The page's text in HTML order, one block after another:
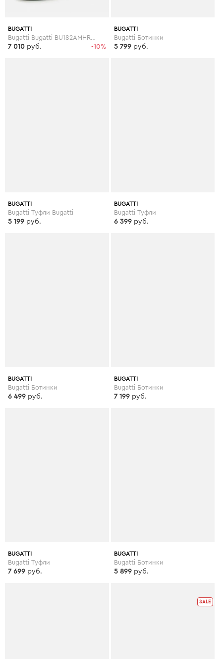
BUGATTI
-10%
7 010 руб.
BUGATTI
Bugatti Ботинки
5 799 руб.
BUGATTI
Bugatti Туфли Bugatti
5 199 руб.
BUGATTI
Bugatti Туфли
6 399 руб.
BUGATTI
Bugatti Ботинки
6 499 руб.
BUGATTI
Bugatti Ботинки
7 199 руб.
BUGATTI
Bugatti Туфли
7 699 руб.
BUGATTI
Bugatti Ботинки
5 899 руб.
SALE